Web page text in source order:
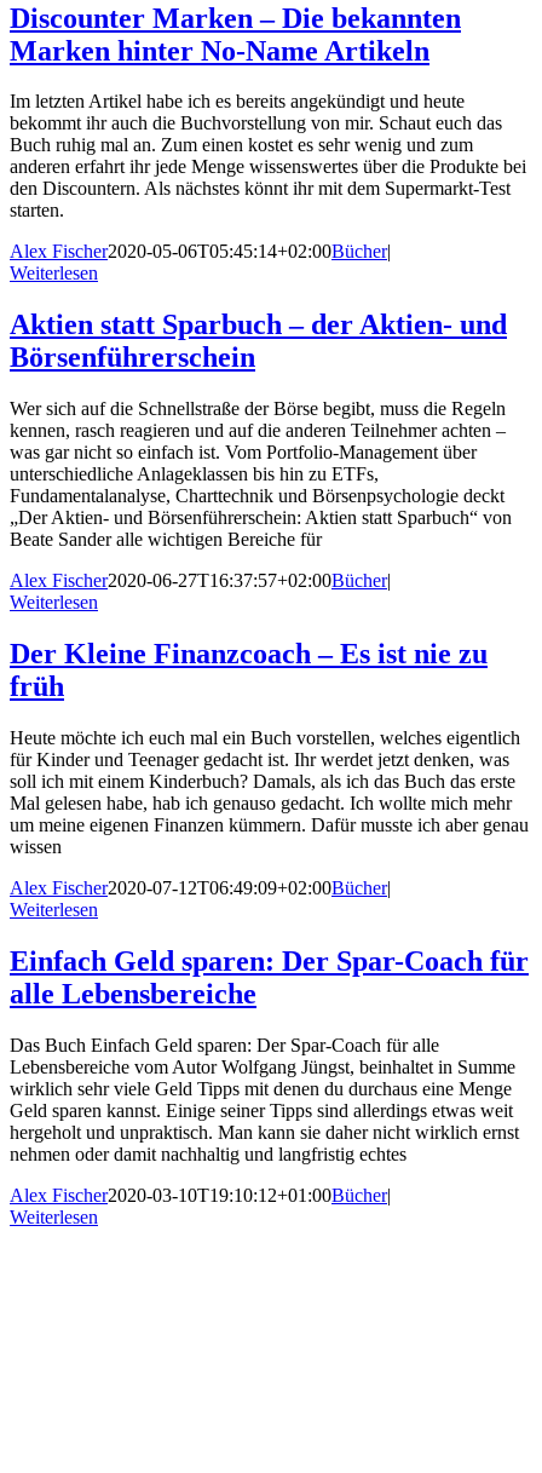
Discounter Marken – Die bekannten
Marken hinter No-Name Artikeln
Im letzten Artikel habe ich es bereits angekündigt und heute
bekommt ihr auch die Buchvorstellung von mir. Schaut euch das
Buch ruhig mal an. Zum einen kostet es sehr wenig und zum
anderen erfahrt ihr jede Menge wissenswertes über die Produkte bei
den Discountern. Als nächstes könnt ihr mit dem Supermarkt-Test
starten.
Alex Fischer2020-05-06T05:45:14+02:00Bücher|
Weiterlesen
Aktien statt Sparbuch – der Aktien- und
Börsenführerschein
Wer sich auf die Schnellstraße der Börse begibt, muss die Regeln
kennen, rasch reagieren und auf die anderen Teilnehmer achten –
was gar nicht so einfach ist. Vom Portfolio-Management über
unterschiedliche Anlageklassen bis hin zu ETFs,
Fundamentalanalyse, Charttechnik und Börsenpsychologie deckt
„Der Aktien- und Börsenführerschein: Aktien statt Sparbuch“ von
Beate Sander alle wichtigen Bereiche für
Alex Fischer2020-06-27T16:37:57+02:00Bücher|
Weiterlesen
Der Kleine Finanzcoach – Es ist nie zu
früh
Heute möchte ich euch mal ein Buch vorstellen, welches eigentlich
für Kinder und Teenager gedacht ist. Ihr werdet jetzt denken, was
soll ich mit einem Kinderbuch? Damals, als ich das Buch das erste
Mal gelesen habe, hab ich genauso gedacht. Ich wollte mich mehr
um meine eigenen Finanzen kümmern. Dafür musste ich aber genau
wissen
Alex Fischer2020-07-12T06:49:09+02:00Bücher|
Weiterlesen
Einfach Geld sparen: Der Spar-Coach für
alle Lebensbereiche
Das Buch Einfach Geld sparen: Der Spar-Coach für alle
Lebensbereiche vom Autor Wolfgang Jüngst, beinhaltet in Summe
wirklich sehr viele Geld Tipps mit denen du durchaus eine Menge
Geld sparen kannst. Einige seiner Tipps sind allerdings etwas weit
hergeholt und unpraktisch. Man kann sie daher nicht wirklich ernst
nehmen oder damit nachhaltig und langfristig echtes
Alex Fischer2020-03-10T19:10:12+01:00Bücher|
Weiterlesen